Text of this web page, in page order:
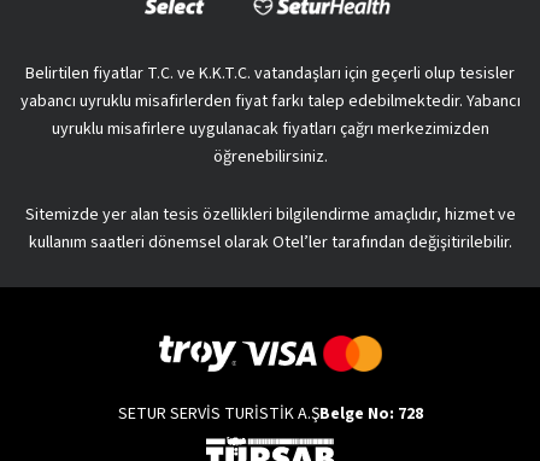
Belirtilen fiyatlar T.C. ve K.K.T.C. vatandaşları için geçerli olup tesisler
yabancı uyruklu misafirlerden fiyat farkı talep edebilmektedir. Yabancı
uyruklu misafirlere uygulanacak fiyatları çağrı merkezimizden
öğrenebilirsiniz.
Sitemizde yer alan tesis özellikleri bilgilendirme amaçlıdır, hizmet ve
kullanım saatleri dönemsel olarak Otel’ler tarafından değişitirilebilir.
SETUR SERVİS TURİSTİK A.ŞBelge No: 728